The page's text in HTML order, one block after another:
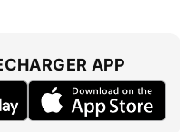
APP